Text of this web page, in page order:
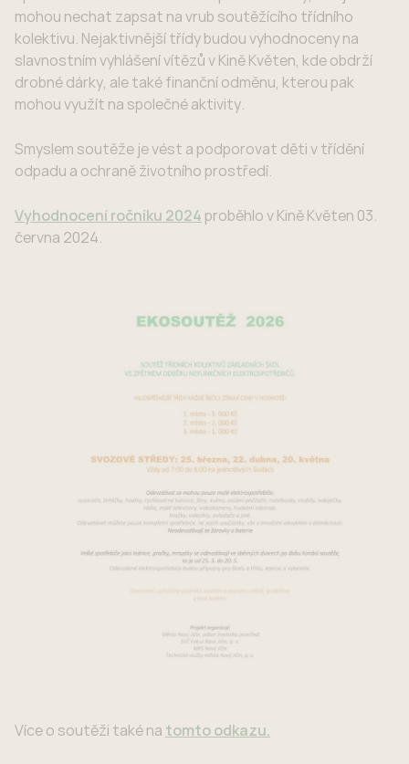
mohou nechat zapsat na vrub soutěžícího třídního
kolektivu. Nejaktivnější třídy budou vyhodnoceny na
slavnostním vyhlášení vítězů v Kině Květen, kde obdrží
drobné dárky, ale také finanční odměnu, kterou pak
mohou využít na společné aktivity.
Smyslem soutěže je vést a podporovat děti v třídění
odpadu a ochraně životního prostředí.
Vyhodnocení ročníku 2024 proběhlo v Kině Květen 03.
června 2024.
Více o soutěži také na tomto odkazu.